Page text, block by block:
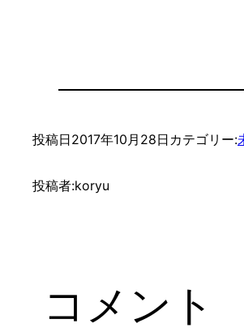
投稿日2017年10月28日 カテゴリー:
投稿者:koryu
コメント